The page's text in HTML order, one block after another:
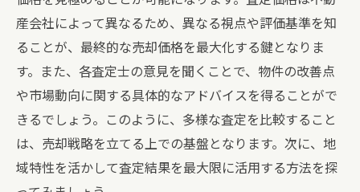
産会社によって異なるため、異なる視点や評価基準を知
ることが、最終的な売却価格を最大化する鍵となりま
す。また、各査定士の意見を聞くことで、物件の改善点
や市場動向に関する具体的なアドバイスを得ることがで
きるでしょう。このように、多様な査定を比較すること
は、売却戦略を立てる上での基盤となります。次に、地
域特性を活かして査定結果を最大限に活用する方法を探